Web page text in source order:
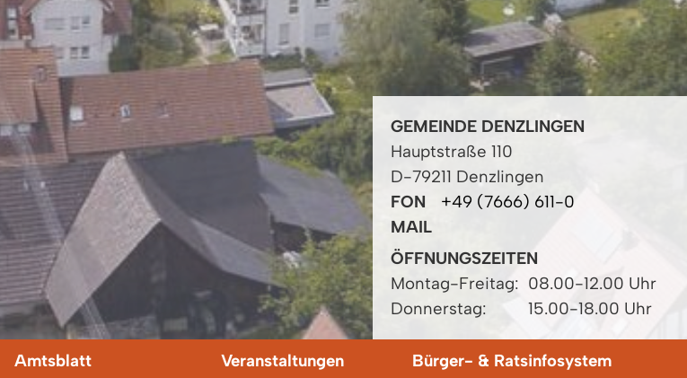
GEMEINDE DENZLINGEN
Hauptstraße 110
D-79211 Denzlingen
FON
+49 (7666) 611-0
MAIL
ÖFFNUNGSZEITEN
Montag-Freitag: 08.00-12.00 Uhr
Donnerstag:
15.00-18.00 Uhr
Amtsblatt Veranstaltungen Bürger- & Ratsinfosystem